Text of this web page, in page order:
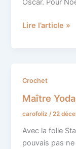
Oscar. Pour
Lire l’article »
Crochet
Maître
carofoliz/22
Avec la folie
pouvais pas
Maître
je
suis